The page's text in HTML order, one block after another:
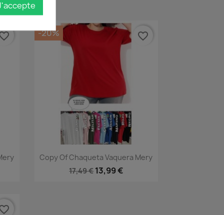
Aperçu rapide
Copy Of Chaqueta Vaquera Mery
17,49 € 13,99 €
-20% favorite_border